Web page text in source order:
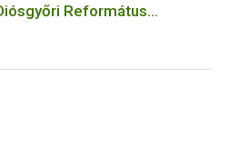
Református